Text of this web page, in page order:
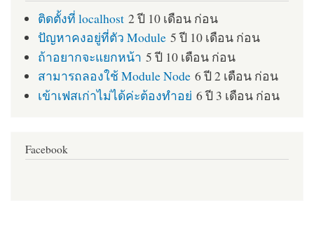
ติดตั้งที่ localhost 2 ปี 10 เดือน ก่อน
ปัญหาคงอยู่ที่ตัว Module 5 ปี 10 เดือน ก่อน
ถ้าอยากจะแยกหน้า 5 ปี 10 เดือน ก่อน
สามารถลองใช้ Module Node 6 ปี 2 เดือน ก่อน
เข้าเฟสเก่าไม่ได้ค่ะต้องทำอย่ 6 ปี 3 เดือน ก่อน
Facebook